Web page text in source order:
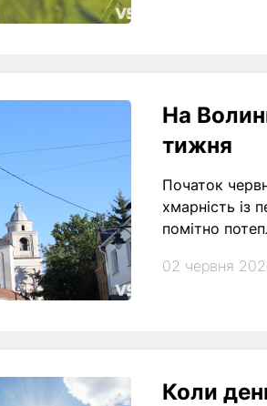
На
тижня
Початок
хмарність із
помітно
02 червня
Коли